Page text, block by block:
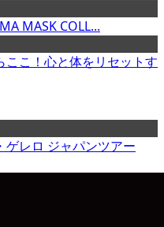
MASK COLL...
ここ！心と体をリセットす
レロ ジャパンツアー